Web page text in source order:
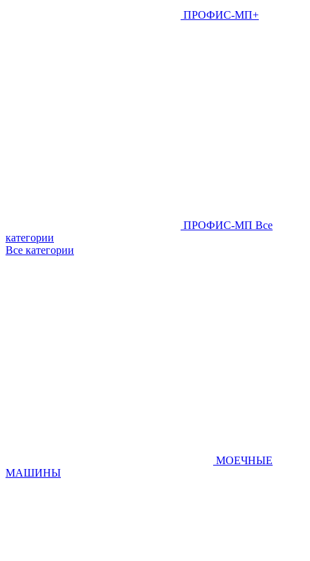
ПРОФИС-МП+
ПРОФИС-МП Все
категории
Все категории
МОЕЧНЫЕ
МАШИНЫ